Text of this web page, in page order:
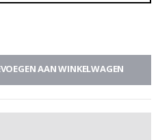
AAN WINKELWAGEN